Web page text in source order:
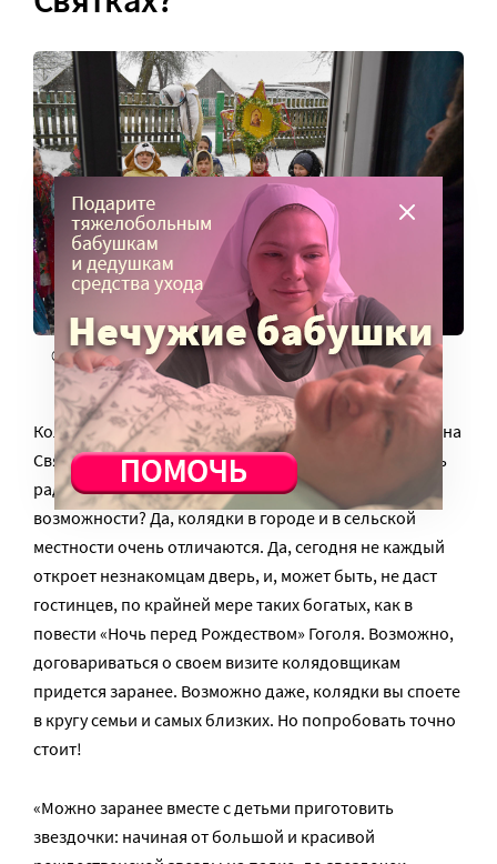
Святочные колядования. Фото: Виктор Драчев / РИА Новости
Колядки – это традиция, а не обязательное действо на
Святках. Но если они помогают лучше почувствовать
радость Рождества, зачем же отказываться от такой
возможности? Да, колядки в городе и в сельской
местности очень отличаются. Да, сегодня не каждый
откроет незнакомцам дверь, и, может быть, не даст
гостинцев, по крайней мере таких богатых, как в
повести «Ночь перед Рождеством» Гоголя. Возможно,
договариваться о своем визите колядовщикам
придется заранее. Возможно даже, колядки вы споете
в кругу семьи и самых близких. Но попробовать точно
стоит!
«Можно заранее вместе с детьми приготовить
звездочки: начиная от большой и красивой